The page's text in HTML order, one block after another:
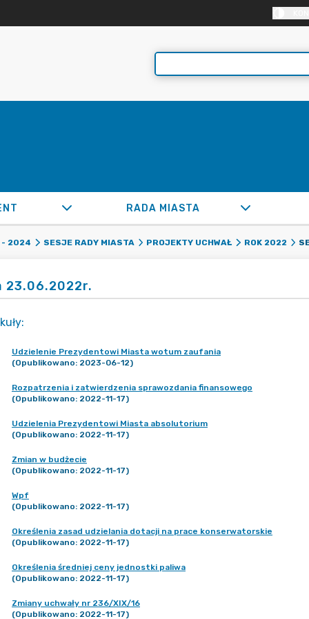
RADA MIASTA
- 2024 SESJE RADY MIASTA PROJEKTY UCHWAŁ ROK 2022
23.06.2022r.
:
Udzielenie Prezydentowi Miasta wotum zaufania
(Opublikowano: 2023-06-12)
Rozpatrzenia i zatwierdzenia sprawozdania finansowego
(Opublikowano: 2022-11-17)
Udzielenia Prezydentowi Miasta absolutorium
(Opublikowano: 2022-11-17)
Zmian w budżecie
(Opublikowano: 2022-11-17)
Wpf
(Opublikowano: 2022-11-17)
Określenia zasad udzielania dotacji na prace konserwatorskie
(Opublikowano: 2022-11-17)
Określenia średniej ceny jednostki paliwa
(Opublikowano: 2022-11-17)
Zmiany uchwały nr 236/XIX/16
(Opublikowano: 2022-11-17)